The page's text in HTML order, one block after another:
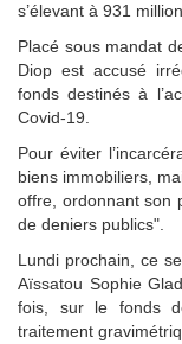
s’élevant à 931
Placé sous mandat
Diop est accusé
fonds destinés à
Covid-19.
Pour éviter
biens immobiliers,
offre, ordonnant son
de deniers publics".
Lundi prochain, ce
Aïssatou Sophie
fois, sur le fonds
traitement